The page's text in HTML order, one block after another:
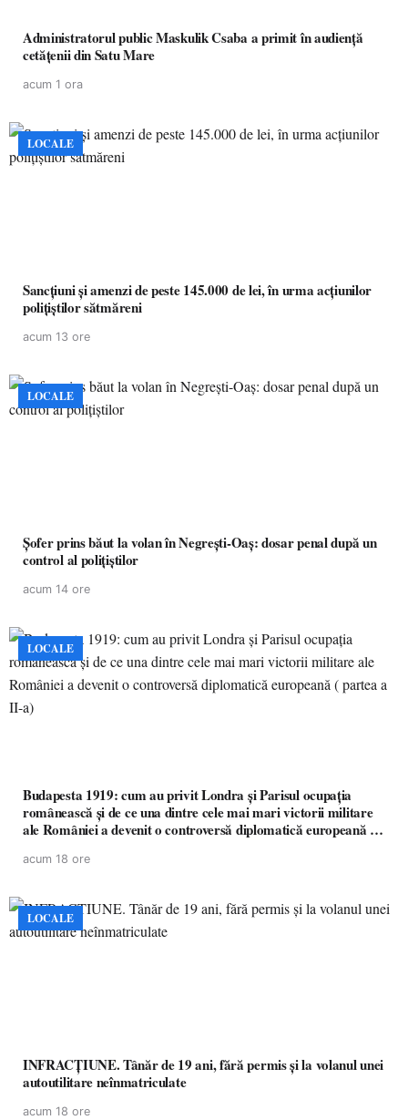
Administratorul public Maskulik Csaba a primit în audiență
cetățenii din Satu Mare
acum 1 ora
LOCALE
Sancțiuni și amenzi de peste 145.000 de lei, în urma acțiunilor
polițiștilor sătmăreni
acum 13 ore
LOCALE
Șofer prins băut la volan în Negrești-Oaș: dosar penal după un
control al polițiștilor
acum 14 ore
LOCALE
Budapesta 1919: cum au privit Londra și Parisul ocupația
românească și de ce una dintre cele mai mari victorii militare
ale României a devenit o controversă diplomatică europeană (
acum 18 ore
LOCALE
INFRACȚIUNE. Tânăr de 19 ani, fără permis și la volanul unei
autoutilitare neînmatriculate
acum 18 ore